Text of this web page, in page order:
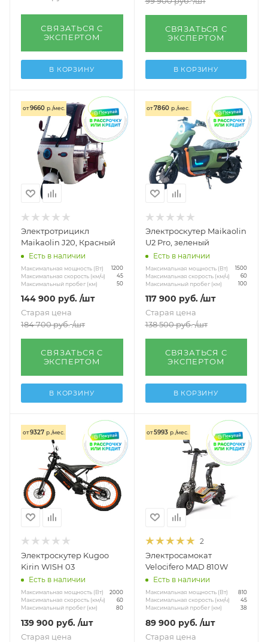
СВЯЗАТЬСЯ С
ЭКСПЕРТОМ
В КОРЗИНУ
СВЯЗАТЬСЯ С
ЭКСПЕРТОМ
В КОРЗИНУ
от9660 р./мес.
Электротрицикл
Maikaolin J20, Красный
Есть в наличии
Максимальная мощность (Вт) 1200
Максимальная скорость (км/ч) 45
Максимальный пробег (км) 50
144 900 руб. /шт
Старая цена
184 700руб. /шт
СВЯЗАТЬСЯ С
ЭКСПЕРТОМ
В КОРЗИНУ
от7860 р./мес.
Электроскутер Maikaolin
U2 Pro, зеленый
Есть в наличии
Максимальная мощность (Вт) 1500
Максимальная скорость (км/ч) 60
Максимальный пробег (км) 100
117 900 руб. /шт
Старая цена
138 500руб. /шт
СВЯЗАТЬСЯ С
ЭКСПЕРТОМ
В КОРЗИНУ
от9327 р./мес.
Электроскутер Kugoo
Kirin WISH 03
Есть в наличии
Максимальная мощность (Вт) 2000
Максимальная скорость (км/ч) 60
Максимальный пробег (км) 80
139 900 руб. /шт
Старая цена
от5993 р./мес.
2
Электросамокат
Velocifero MAD 810W
Есть в наличии
Максимальная мощность (Вт) 810
Максимальная скорость (км/ч) 45
Максимальный пробег (км) 38
89 900 руб. /шт
Старая цена